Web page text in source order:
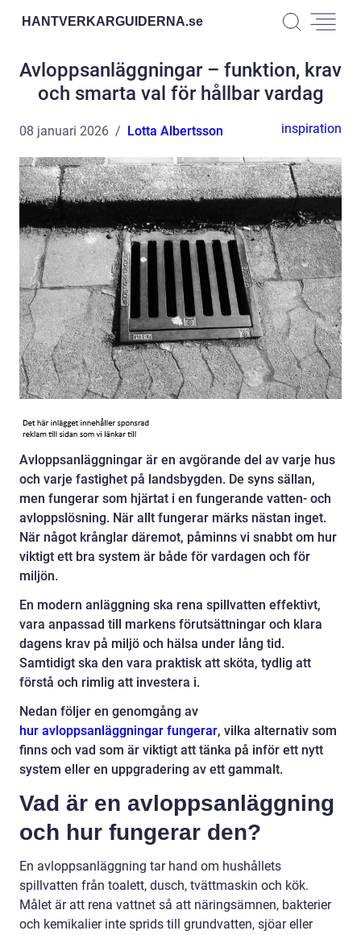
HANTVERKARGUIDERNA.se
Avloppsanläggningar – funktion, krav
och smarta val för hållbar vardag
08 januari 2026 Lotta Albertsson inspiration
Avloppsanläggningar är en avgörande del av varje hus
och varje fastighet på landsbygden. De syns sällan,
men fungerar som hjärtat i en fungerande vatten- och
avloppslösning. När allt fungerar märks nästan inget.
När något krånglar däremot, påminns vi snabbt om hur
viktigt ett bra system är både för vardagen och för
miljön.
En modern anläggning ska rena spillvatten effektivt,
vara anpassad till markens förutsättningar och klara
dagens krav på miljö och hälsa under lång tid.
Samtidigt ska den vara praktisk att sköta, tydlig att
förstå och rimlig att investera i.
Nedan följer en genomgång av
hur avloppsanläggningar fungerar, vilka alternativ som
finns och vad som är viktigt att tänka på inför ett nytt
system eller en uppgradering av ett gammalt.
Vad är en avloppsanläggning
och hur fungerar den?
En avloppsanläggning tar hand om hushållets
spillvatten från toalett, dusch, tvättmaskin och kök.
Målet är att rena vattnet så att näringsämnen, bakterier
och kemikalier inte sprids till grundvatten, sjöar eller